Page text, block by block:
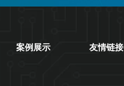
案例展示 友情链接